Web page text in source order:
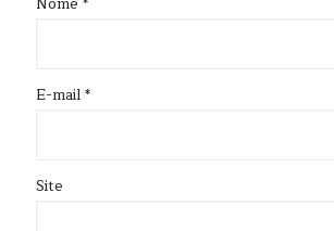
E-mail*
Site